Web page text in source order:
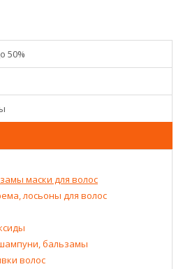
50%
маски для волос
лосьоны для волос
бальзамы
волос